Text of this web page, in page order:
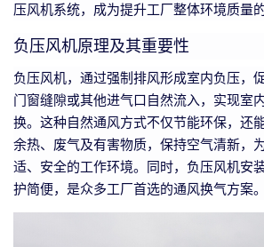
压风机系统，成为提升工厂整体环境质量
负压风机原理及其重要性
负压风机，通过强制排风形成室内负压，
门窗缝隙或其他进气口自然流入，实现室
换。这种自然通风方式不仅节能环保，还
余热、废气及有害物质，保持空气清新，
适、安全的工作环境。同时，负压风机安
护简便，是众多工厂首选的通风换气方案。